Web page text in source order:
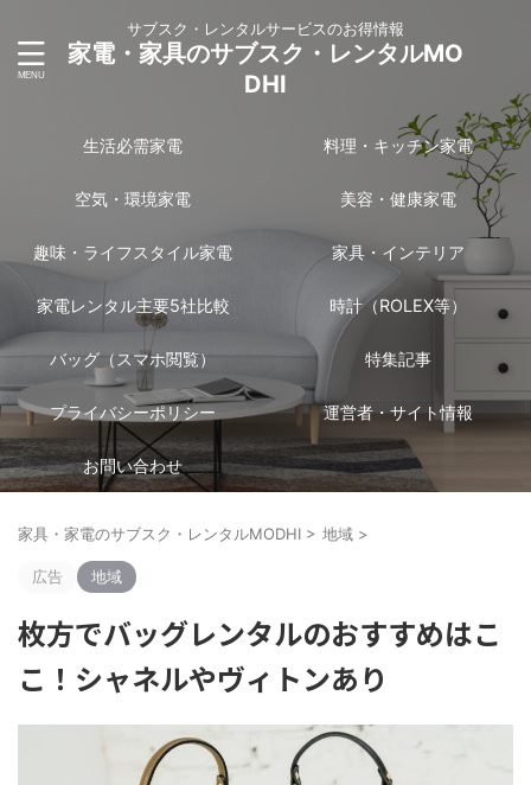
サブスク・レンタルサービスのお得情報
家電・家具のサブスク・レンタルMO
DHI
生活必需家電 料理・キッチン家電
空気・環境家電 美容・健康家電
趣味・ライフスタイル家電 家具・インテリア
家電レンタル主要5社比較 時計（ROLEX等）
バッグ（スマホ閲覧） 特集記事
プライバシーポリシー 運営者・サイト情報
お問い合わせ
家具・家電のサブスク・レンタルMODHI > 地域 >
広告 地域
枚方でバッグレンタルのおすすめはこ
こ！シャネルやヴィトンあり